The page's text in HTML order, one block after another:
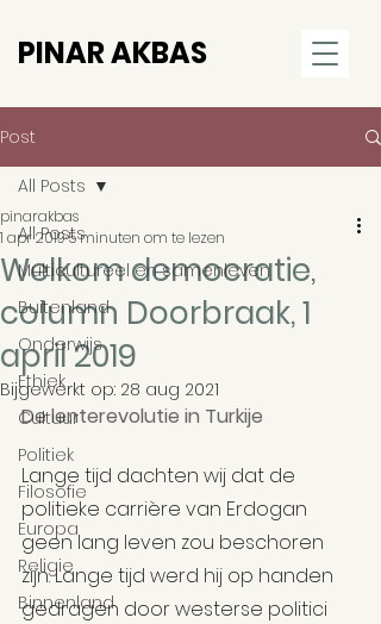
PINAR AKBAS
Post
All Posts
Multicultureel en samenleven
Buitenland
Onderwijs
Ethiek
Cultuur
Politiek
Filosofie
Europa
Religie
Binnenland
All Posts
Welkom democratie,
column Doorbraak, 1
april 2019
pinarakbas
1 apr 20195 minuten om te lezen
Bijgewerkt op: 28 aug 2021
De lenterevolutie in Turkije
Lange tijd dachten wij dat de
politieke carrière van Erdogan
geen lang leven zou beschoren
zijn. Lange tijd werd hij op handen
gedragen door westerse politici